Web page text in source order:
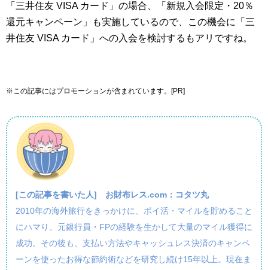
「三井住友 VISA カード」の場合、「新規入会限定・20％
還元キャンペーン」も実施しているので、この機会に「三
井住友 VISA カード」への入会を検討するもアリですね。
※この記事にはプロモーションが含まれています。[PR]
[この記事を書いた人] お財布レス.com：コタツ丸
2010年の海外旅行をきっかけに、ポイ活・マイルを貯めること
にハマり、元銀行員・FPの経験を生かして大量のマイル獲得に
成功。その後も、支払い方法やキャッシュレス決済のキャンペ
ーンを使ったお得な節約術などを研究し続け15年以上。現在ま